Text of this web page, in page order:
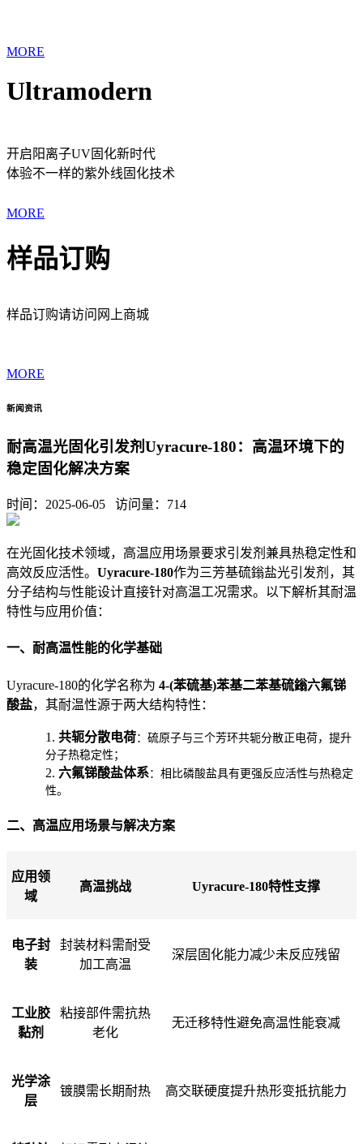
MORE
Ultramodern
开启阳离子UV固化新时代
体验不一样的紫外线固化技术
MORE
样品订购
样品订购请访问网上商城
MORE
新闻资讯
耐高温光固化引发剂Uyracure-180：高温环境下的
稳定固化解决方案
时间：2025-06-05 访问量： 714
在光固化技术领域，高温应用场景要求引发剂兼具热稳定性和
高效反应活性。 Uyracure-180作为三芳基硫鎓盐光引发剂，其
分子结构与性能设计直接针对高温工况需求。以下解析其耐温
特性与应用价值：
一、耐高温性能的化学基础
Uyracure-180的化学名称为 4-(苯硫基)苯基二苯基硫鎓六氟锑
酸盐，其耐温性源于两大结构特性：
1. 共轭分散电荷：硫原子与三个芳环共轭分散正电荷，提升
分子热稳定性；
2. 六氟锑酸盐体系：相比磷酸盐具有更强反应活性与热稳定
性。
二、高温应用场景与解决方案
应用领
域
高温挑战 Uyracure-180特性支撑
电子封
装
封装材料需耐受
加工高温
深层固化能力减少未反应残留
工业胶
黏剂
粘接部件需抗热
老化
无迁移特性避免高温性能衰减
光学涂
层
镀膜需长期耐热 高交联硬度提升热形变抵抗能力